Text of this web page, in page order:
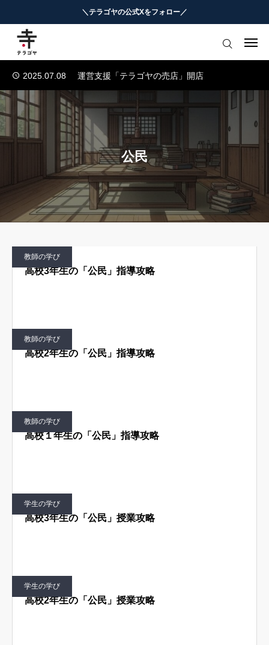
＼テラゴヤの公式Xをフォロー／
2025.07.04
2024.01.23
運営支援「テラゴヤの売店」開店
2025.07.04
テラゴヤ正式公開のお知らせ
2024.01.23
テラゴヤβ版公開のお知らせ
2025.07.08
運営支援「テラゴヤの売店」開店
2025.07.05
TERAGOYAのブランドガイドライン
公民
教師の学び
高校3年生の「公民」指導攻略
教師の学び
高校2年生の「公民」指導攻略
教師の学び
高校１年生の「公民」指導攻略
学生の学び
高校3年生の「公民」授業攻略
学生の学び
高校2年生の「公民」授業攻略
はじめての方へ
教育ニュースまとめ
ヨミモノ・特集
マナビ・学習攻略
お役立ちリンク集
テラゴヤ週報
知能工作研究所
テラゴヤ週報
お問い合わせ